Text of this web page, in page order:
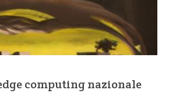
computing nazionale